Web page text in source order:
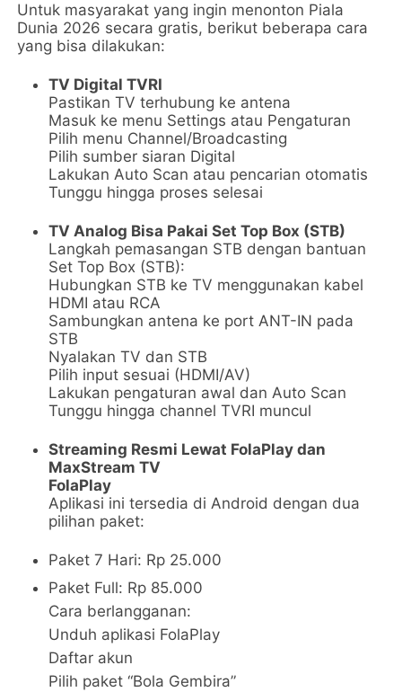
Untuk masyarakat yang ingin menonton Piala
Dunia 2026 secara gratis, berikut beberapa cara
yang bisa dilakukan:
TV Digital TVRI
Pastikan TV terhubung ke antena
Masuk ke menu Settings atau Pengaturan
Pilih menu Channel/Broadcasting
Pilih sumber siaran Digital
Lakukan Auto Scan atau pencarian otomatis
Tunggu hingga proses selesai
TV Analog Bisa Pakai Set Top Box (STB)
Langkah pemasangan STB dengan bantuan
Set Top Box (STB):
Hubungkan STB ke TV menggunakan kabel
HDMI atau RCA
Sambungkan antena ke port ANT-IN pada
STB
Nyalakan TV dan STB
Pilih input sesuai (HDMI/AV)
Lakukan pengaturan awal dan Auto Scan
Tunggu hingga channel TVRI muncul
Streaming Resmi Lewat FolaPlay dan
MaxStream TV
FolaPlay
Aplikasi ini tersedia di Android dengan dua
pilihan paket:
Paket 7 Hari: Rp 25.000
Paket Full: Rp 85.000
Cara berlangganan:
Unduh aplikasi FolaPlay
Daftar akun
Pilih paket “Bola Gembira”